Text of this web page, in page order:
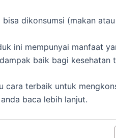
dikonsumsi (makan
ini mempunyai manfaat
baik bagi kesehatan
cara terbaik untuk
baca lebih lanjut.